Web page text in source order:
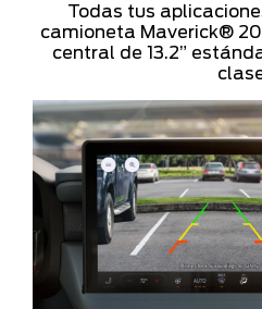
Todas tus
camioneta Maverick®
central de 13.2”